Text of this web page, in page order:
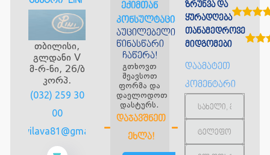
თბილისი,
გლდანი V
მ-რ-ნი, 26/ბ
კორპ.
(032) 259 30
00
ექიმთან
კონსულტაცია?
აუცილებელია
წინასწარი
ჩაწერა!
გთხოვთ
შეავსოთ
ფორმა და
დაელოდოთ
დასტურს.
ᲓᲐᲯᲐᲕᲨᲜᲔᲗ
ᲔᲮᲚᲐ!
ზრუნვა და
ყურადღება
თანამედროვე
მიდგომები
დაამატეთ
კომენტარი